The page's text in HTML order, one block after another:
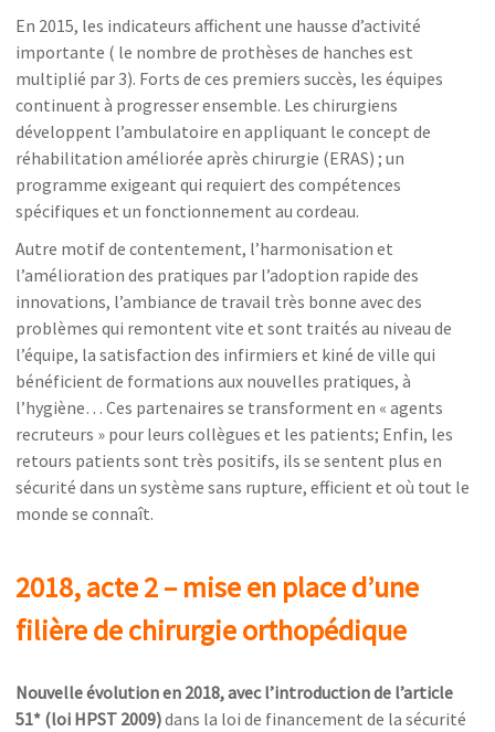
En 2015, les indicateurs affichent une hausse d’activité
importante ( le nombre de prothèses de hanches est
multiplié par 3). Forts de ces premiers succès, les équipes
continuent à progresser ensemble. Les chirurgiens
développent l’ambulatoire en appliquant le concept de
réhabilitation améliorée après chirurgie (ERAS) ; un
programme exigeant qui requiert des compétences
spécifiques et un fonctionnement au cordeau.
Autre motif de contentement, l’harmonisation et
l’amélioration des pratiques par l’adoption rapide des
innovations, l’ambiance de travail très bonne avec des
problèmes qui remontent vite et sont traités au niveau de
l’équipe, la satisfaction des infirmiers et kiné de ville qui
bénéficient de formations aux nouvelles pratiques, à
l’hygiène… Ces partenaires se transforment en « agents
recruteurs » pour leurs collègues et les patients; Enfin, les
retours patients sont très positifs, ils se sentent plus en
sécurité dans un système sans rupture, efficient et où tout le
monde se connaît.
2018, acte 2 – mise en place d’une
filière de chirurgie orthopédique
Nouvelle évolution en 2018, avec l’introduction de l’article
51* (loi HPST 2009)dans la loi de financement de la sécurité